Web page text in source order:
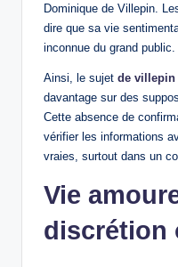
Dominique de Villepin.
dire que sa vie
inconnue du grand public.
Ainsi, le sujet de villepin
davantage sur des
Cette absence de
vérifier les informations
vraies, surtout dans un
Vie
discrétion